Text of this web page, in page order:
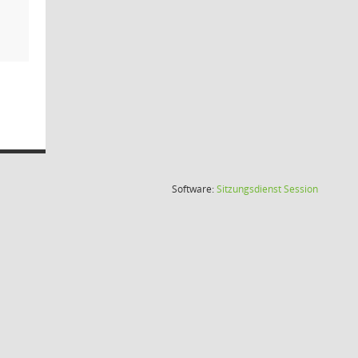
Software:SitzungsdienstSession(Wird in